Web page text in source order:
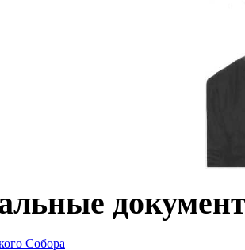
Собора